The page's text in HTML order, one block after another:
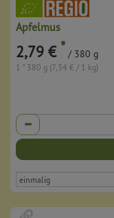
Apfelmus
2,79 € * / 380 g
1 * 380 g (7,34 € / 1 kg)
Anzahl